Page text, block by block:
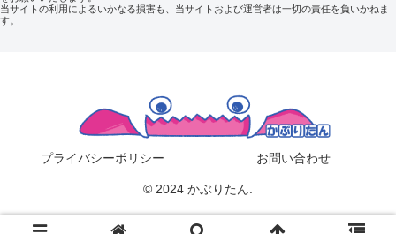
当サイトの利用によるいかなる損害も、当サイトおよび運営者は一切の責任を負いかねま
す。
プライバシーポリシー お問い合わせ
© 2024 かぶりたん.